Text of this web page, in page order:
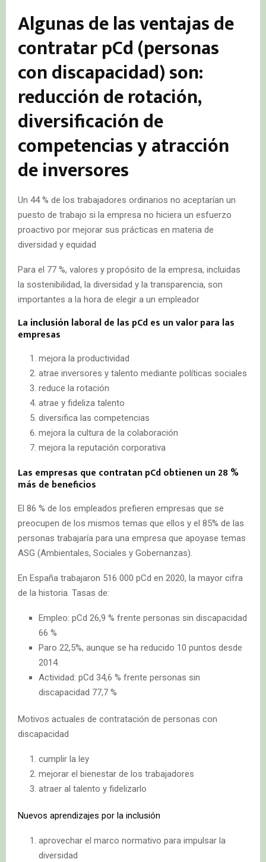
Algunas de las ventajas de
contratar pCd (personas
con discapacidad) son:
reducción de rotación,
diversificación de
competencias y atracción
de inversores
Un 44 % de los trabajadores ordinarios no aceptarían un
puesto de trabajo si la empresa no hiciera un esfuerzo
proactivo por mejorar sus prácticas en materia de
diversidad y equidad
Para el 77 %, valores y propósito de la empresa, incluidas
la sostenibilidad, la diversidad y la transparencia, son
importantes a la hora de elegir a un empleador
La inclusiónlaboral de las pCd es un valor para las
empresas
mejora la productividad
atrae inversores y talento mediante políticas sociales
reduce la rotación
atrae y fideliza talento
diversifica las competencias
mejora la cultura de la colaboración
mejora la reputación corporativa
Las empresas que contratan pCd obtienen un 28 %
más de beneficios
El 86 % de los empleados prefieren empresas que se
preocupen de los mismos temas que ellos y el 85% de las
personas trabajaría para una empresa que apoyase temas
ASG (Ambientales, Sociales y Gobernanzas).
En España trabajaron 516 000 pCd en 2020, la mayor cifra
de la historia. Tasas de:
Empleo: pCd 26,9 % frente personas sin discapacidad
66 %
Paro 22,5%, aunque se ha reducido 10 puntos desde
2014.
Actividad: pCd 34,6 % frente personas sin
discapacidad 77,7 %
Motivos actuales de contratación de personas con
discapacidad
cumplir la ley
mejorar el bienestar de los trabajadores
atraer al talento y fidelizarlo
Nuevos aprendizajes por la inclusión
aprovechar el marco normativo para impulsar la
diversidad